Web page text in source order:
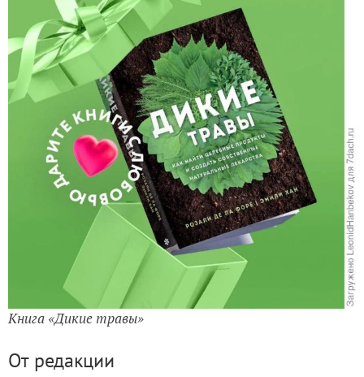
Книга «Дикие травы»
От редакции